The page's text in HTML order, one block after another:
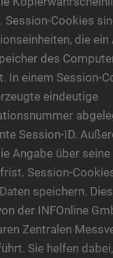
Session-Cookies
die ein
des
In einem Session-
eindeutige
Session-ID.
Angabe über
Session-
speichern.
der INFOnline
Zentralen
Sie helfen